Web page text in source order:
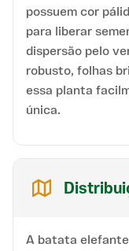
possuem cor
para liberar
dispersão pelo
robusto, folhas
essa planta
única.
A batata